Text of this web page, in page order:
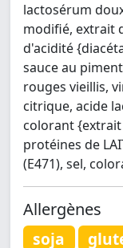
lactosérum
modifié, extrait
d'acidité
sauce au
rouges vieillis,
citrique, acide
colorant
protéines de
(E471), sel,
Allergènes
soja